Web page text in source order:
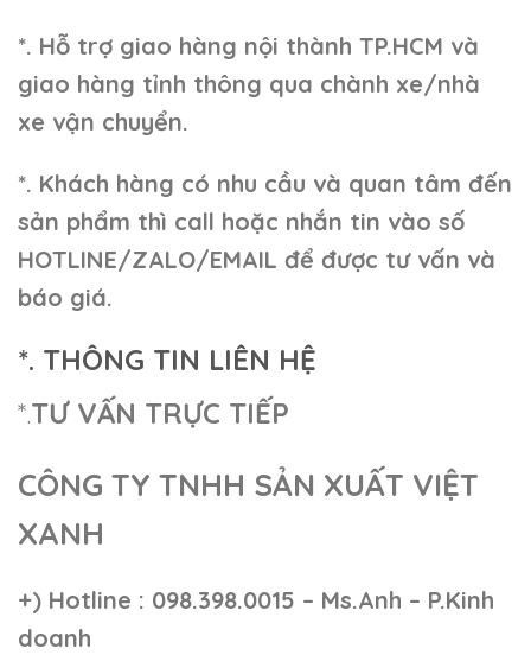
*. Hỗ trợ giao hàng nội thành TP.HCM và
giao hàng tỉnh thông qua chành xe/nhà
xe vận chuyển.
*. Khách hàng có nhu cầu và quan tâm đến
sản phẩm thì call hoặc nhắn tin vào số
HOTLINE/ZALO/EMAIL để được tư vấn và
báo giá.
*. THÔNG TIN LIÊN HỆ
*.TƯ VẤN TRỰC TIẾP
CÔNG TY TNHH SẢN XUẤT VIỆT
XANH
+) Hotline : 098.398.0015 – Ms.Anh – P.Kinh
doanh